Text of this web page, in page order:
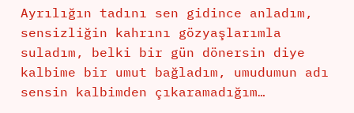
Ayrılığın tadını sen gidince anladım,
sensizliğin kahrını gözyaşlarımla
suladım, belki bir gün dönersin diye
kalbime bir umut bağladım, umudumun adı
sensin kalbimden çıkaramadığım…